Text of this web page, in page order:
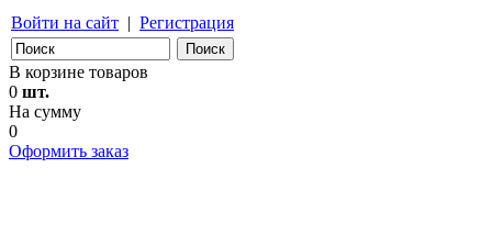
Войти на сайт | Регистрация
В корзине товаров
0 шт.
На сумму
0
Оформить заказ